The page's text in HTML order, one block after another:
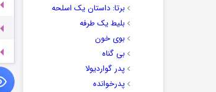
برتا: داستان یک اسلحه
بلیط یک‌‌ طرفه
بوی خون
بی گناه
پدر گواردیولا
پدرخوانده